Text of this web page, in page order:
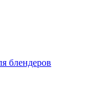
блендеров